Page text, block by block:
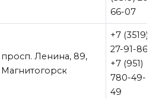
66-07
просп. Ленина, 89,
Магнитогорск
+7 (3519)
27-91-86,
+7 (951)
780-49-
49